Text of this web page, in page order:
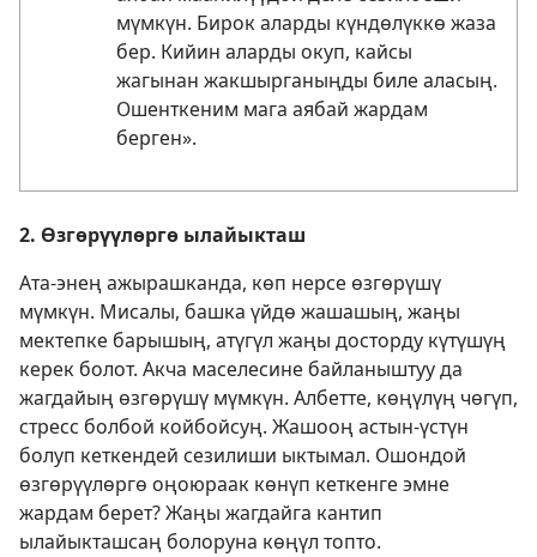
мүмкүн. Бирок аларды күндөлүккө жаза
бер. Кийин аларды окуп, кайсы
жагынан жакшырганыңды биле аласың.
Ошенткеним мага аябай жардам
берген».
2. Өзгөрүүлөргө ылайыкташ
Ата-энең ажырашканда, көп нерсе өзгөрүшү
мүмкүн. Мисалы, башка үйдө жашашың, жаңы
мектепке барышың, атүгүл жаңы досторду күтүшүң
керек болот. Акча маселесине байланыштуу да
жагдайың өзгөрүшү мүмкүн. Албетте, көңүлүң чөгүп,
стресс болбой койбойсуң. Жашооң астын-үстүн
болуп кеткендей сезилиши ыктымал. Ошондой
өзгөрүүлөргө оңоюраак көнүп кеткенге эмне
жардам берет? Жаңы жагдайга кантип
ылайыкташсаң болоруна көңүл топто.